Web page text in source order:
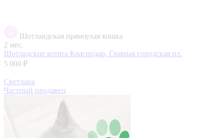
Шотландская прямоухая кошка
2 мес.
Шотладские котята Краснодар, Главная городская пл.
5 000 ₽
Светлана
Частный продавец